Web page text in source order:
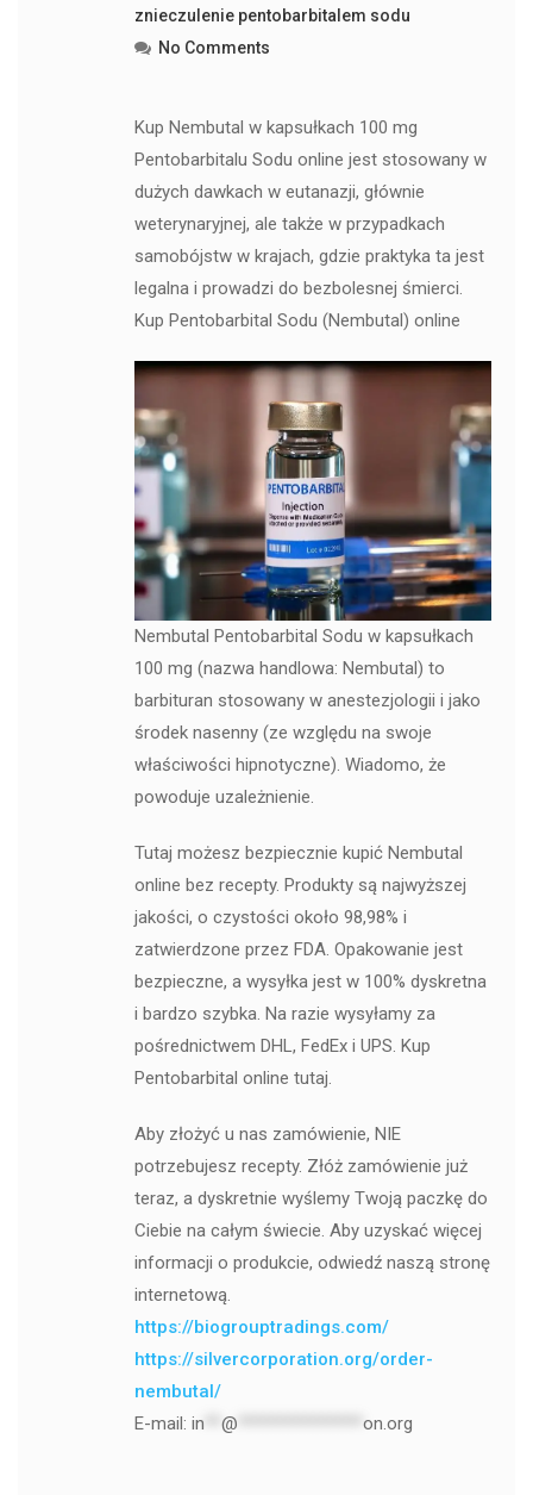
znieczulenie pentobarbitalem sodu
No Comments
Kup Nembutal w kapsułkach 100 mg
Pentobarbitalu Sodu online jest stosowany w
dużych dawkach w eutanazji, głównie
weterynaryjnej, ale także w przypadkach
samobójstw w krajach, gdzie praktyka ta jest
legalna i prowadzi do bezbolesnej śmierci.
Kup Pentobarbital Sodu (Nembutal) online
Nembutal Pentobarbital Sodu w kapsułkach
100 mg (nazwa handlowa: Nembutal) to
barbituran stosowany w anestezjologii i jako
środek nasenny (ze względu na swoje
właściwości hipnotyczne). Wiadomo, że
powoduje uzależnienie.
Tutaj możesz bezpiecznie kupić Nembutal
online bez recepty. Produkty są najwyższej
jakości, o czystości około 98,98% i
zatwierdzone przez FDA. Opakowanie jest
bezpieczne, a wysyłka jest w 100% dyskretna
i bardzo szybka. Na razie wysyłamy za
pośrednictwem DHL, FedEx i UPS. Kup
Pentobarbital online tutaj.
Aby złożyć u nas zamówienie, NIE
potrzebujesz recepty. Złóż zamówienie już
teraz, a dyskretnie wyślemy Twoją paczkę do
Ciebie na całym świecie. Aby uzyskać więcej
informacji o produkcie, odwiedź naszą stronę
internetową.
https://biogrouptradings.com/
https://silvercorporation.org/order-
nembutal/
E-mail: in @ on.org